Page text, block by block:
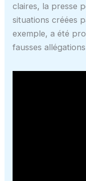
claires, la presse
situations créées
exemple, a été
fausses